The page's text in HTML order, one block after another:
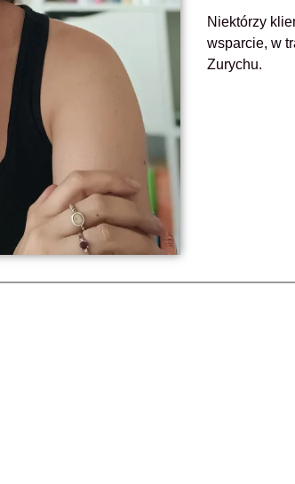
Niektórzy
wsparcie, w
Zurychu.